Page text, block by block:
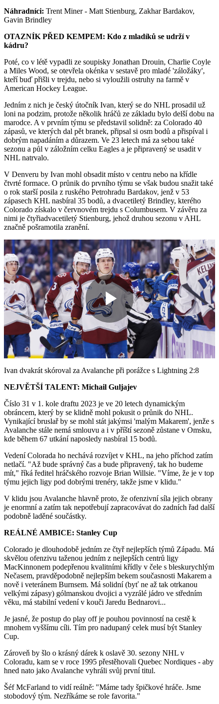
Náhradníci: Trent Miner - Matt Stienburg, Zakhar Bardakov,
Gavin Brindley
OTAZNÍK PŘED KEMPEM: Kdo z mladíků se udrží v
kádru?
Poté, co v létě vypadli ze soupisky Jonathan Drouin, Charlie Coyle
a Miles Wood, se otevřela okénka v sestavě pro mladé 'záložáky',
kteří buď přišli v trejdu, nebo si vyloužili ostruhy na farmě v
American Hockey League.
Jedním z nich je český útočník Ivan, který se do NHL prosadil už
loni na podzim, protože několik hráčů ze základu bylo delší dobu na
marodce. A v prvním týmu se představil solidně: za Colorado 40
zápasů, ve kterých dal pět branek, připsal si osm bodů a přispíval i
dobrým napadáním a důrazem. Ve 23 letech má za sebou také
sezonu a půl v záložním celku Eagles a je připravený se usadit v
NHL natrvalo.
V Denveru by Ivan mohl obsadit místo v centru nebo na křídle
čtvrté formace. O průnik do prvního týmu se však budou snažit také
o rok starší posila z ruského Petrohradu Bardakov, jenž v 53
zápasech KHL nasbíral 35 bodů, a dvacetiletý Brindley, kterého
Colorado získalo v červnovém trejdu s Columbusem. V závěru za
nimi je čtyřiadvacetiletý Stienburg, jehož druhou sezonu v AHL
značně pošramotila zranění.
Play
Video
Ivan dvakrát skóroval za Avalanche při porážce s Lightning 2:8
NEJVĚTŠÍ TALENT: Michail Guljajev
Číslo 31 v 1. kole draftu 2023 je ve 20 letech dynamickým
obráncem, který by se klidně mohl pokusit o průnik do NHL.
Vynikající bruslař by se mohl stát jakýmsi 'malým Makarem', jenže s
Avalanche stále nemá smlouvu a i v příští sezoně zůstane v Omsku,
kde během 67 utkání naposledy nasbíral 15 bodů.
Vedení Colorada ho nechává rozvíjet v KHL, na jeho příchod zatím
netlačí. "Až bude správný čas a bude připravený, tak ho budeme
mít," říká ředitel hráčského rozvoje Brian Willsie. "Víme, že je v top
týmu jejich ligy pod dobrými trenéry, takže jsme v klidu."
V klidu jsou Avalanche hlavně proto, že ofenzivní síla jejich obrany
je enormní a zatím tak nepotřebují zapracovávat do zadních řad další
podobně laděné součástky.
REÁLNÉ AMBICE: Stanley Cup
Colorado je dlouhodobě jedním ze čtyř nejlepších týmů Západu. Má
skvělou ofenzivu taženou jedním z nejlepších centrů ligy
MacKinnonem podepřenou kvalitními křídly v čele s bleskurychlým
Nečasem, pravděpodobně nejlepším bekem současnosti Makarem a
nově i veteránem Burnsem. Má solidní (byť ne až tak otrkanou
velkými zápasy) gólmanskou dvojici a vyzrálé jádro ve středním
věku, má stabilní vedení v kouči Jaredu Bednarovi...
Je jasné, že postup do play off je pouhou povinností na cestě k
mnohem vyššímu cíli. Tím pro nadupaný celek musí být Stanley
Cup.
Zároveň by šlo o krásný dárek k oslavě 30. sezony NHL v
Coloradu, kam se v roce 1995 přestěhovali Quebec Nordiques - aby
hned nato jako Avalanche vyhráli svůj první titul.
Šéf McFarland to vidí reálně: "Máme tady špičkové hráče. Jsme
stobodový tým. Nezříkáme se role favorita."